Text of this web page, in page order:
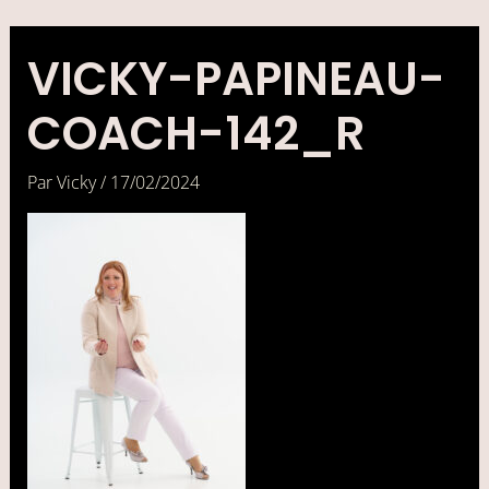
au
VICKY-PAPINEAU-
COACH-142_R
ParVicky/17/02/2024